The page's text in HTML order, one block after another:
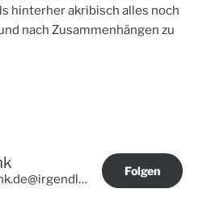
hinterher akribisch alles noch
nach Zusammenhängen zu
@irgendlink.de@irgendlink.de
Folgen